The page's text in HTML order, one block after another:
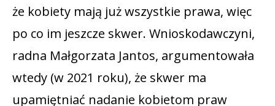
że kobiety mają już wszystkie prawa, więc
po co im jeszcze skwer. Wnioskodawczyni,
radna Małgorzata Jantos, argumentowała
wtedy (w 2021 roku), że skwer ma
upamiętniać nadanie kobietom praw